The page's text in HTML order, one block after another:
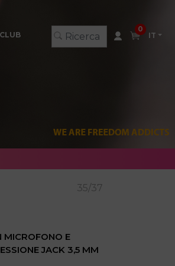
0
IT
35/37
MICROFONO E
JACK 3,5 MM